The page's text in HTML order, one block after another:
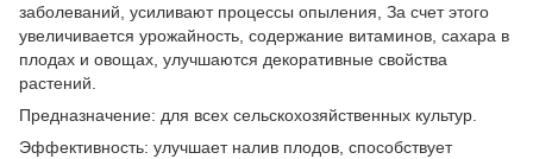
заболеваний, усиливают процессы опыления, За счет этого
увеличивается урожайность, содержание витаминов, сахара в
плодах и овощах, улучшаются декоративные свойства
растений.
Предназначение: для всех сельскохозяйственных культур.
Эффективность: улучшает налив плодов, способствует